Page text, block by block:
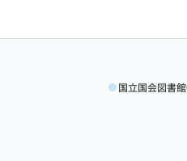
国立国会図書館